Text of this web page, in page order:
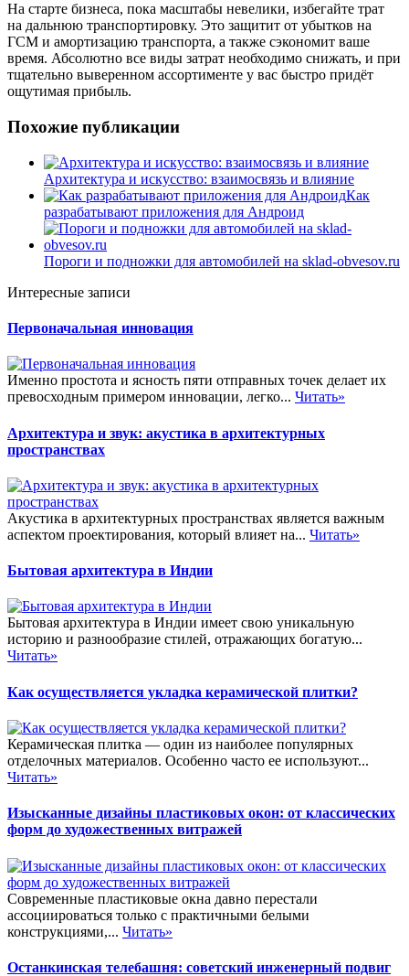
На старте бизнеса, пока масштабы невелики, избегайте трат
на дальнюю транспортировку. Это защитит от убытков на
ГСМ и амортизацию транспорта, а также сэкономит ваше
время. Абсолютно все виды затрат необходимо снижать, и при
тщательно выверенном ассортименте у вас быстро придёт
ощутимая прибыль.
Похожие публикации
Архитектура и искусство: взаимосвязь и влияние
Как
разрабатывают приложения для Андроид
Пороги и подножки для автомобилей на sklad-obvesov.ru
Интересные записи
Первоначальная инновация
Именно простота и ясность пяти отправных точек делает их
превосходным примером инновации, легко... Читать»
Архитектура и звук: акустика в архитектурных
пространствах
Акустика в архитектурных пространствах является важным
аспектом проектирования, который влияет на... Читать»
Бытовая архитектура в Индии
Бытовая архитектура в Индии имеет свою уникальную
историю и разнообразие стилей, отражающих богатую...
Читать»
Как осуществляется укладка керамической плитки?
Керамическая плитка — один из наиболее популярных
отделочных материалов. Особенно часто ее используют...
Читать»
Изысканные дизайны пластиковых окон: от классических
форм до художественных витражей
Современные пластиковые окна давно перестали
ассоциироваться только с практичными белыми
конструкциями,... Читать»
Останкинская телебашня: советский инженерный подвиг